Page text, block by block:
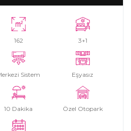
162 3+1
Sistem Eşyasız
10 Dakika Özel Otopark